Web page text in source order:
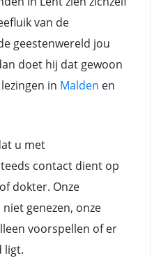
van de
geestenwereld jou
doet hij dat gewoon
in Malden en
u met
contact dient op
dokter. Onze
genezen, onze
voorspellen of er
ligt.